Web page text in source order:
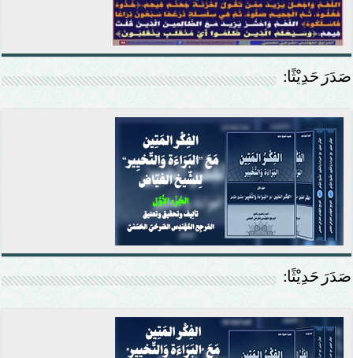
صَدَرَ حَدِيْثًا:
صَدَرَ حَدِيْثًا: